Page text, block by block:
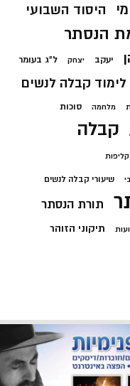
היסוד השבועי
הנסתר
יעקב יצחק ל"ג בעומר
לימוד קבלה לנשים
מלחמה סוכות
קבלה
קליפות
שיעורי קבלה לנשים
תורת הנסתר
תיקוני הזוהר